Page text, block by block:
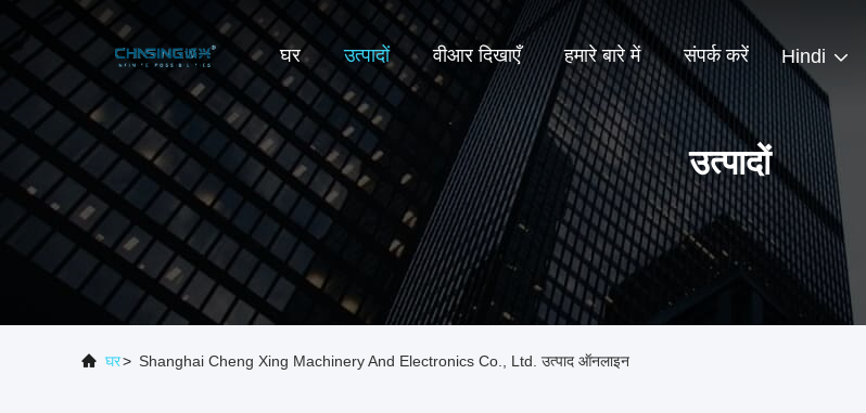
घर उत्पादों वीआर दिखाएँ हमारे बारे में संपर्क करें Hindi
उत्पादों
घर> Shanghai Cheng Xing Machinery And Electronics Co., Ltd. उत्पाद ऑनलाइन